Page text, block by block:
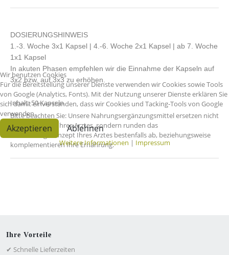
DOSIERUNGSHINWEIS
1.-3. Woche 3x1 Kapsel | 4.-6. Woche 2x1 Kapsel | ab 7. Woche
1x1 Kapsel
In akuten Phasen empfehlen wir die Einnahme der Kapseln auf
3x2 bzw. auf 3x3 zu erhöhen.
Inhalt: 50 Kapseln
Bitte beachten Sie: Unsere Nahrungsergänzungsmittel ersetzen nicht
die Medikation Ihres Arztes, sondern runden das
Behandlungskonzept Ihres Arztes bestenfalls ab, beziehungsweise
komplementieren Ihre Ernährung.
Ihre Vorteile
✔ Schnelle Lieferzeiten
Wir benutzen Cookies
Für die Bereitstellung unserer Dienste verwenden wir Cookies sowie Tools
von Google (Analytics, Fonts). Mit der Nutzung unserer Dienste erklären Sie
sich damit einverstanden, dass wir Cookies und Tacking-Tools von Google
verwenden.
Akzeptieren Ablehnen
Weitere Informationen | Impressum